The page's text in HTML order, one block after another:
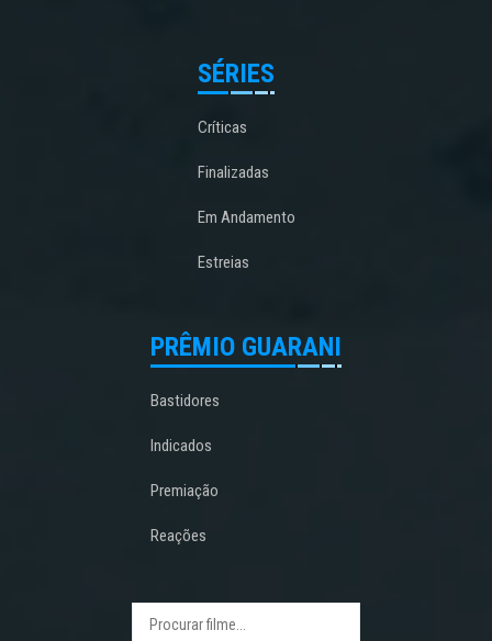
SÉRIES
Críticas
Finalizadas
Em Andamento
Estreias
PRÊMIO GUARANI
Bastidores
Indicados
Premiação
Reações